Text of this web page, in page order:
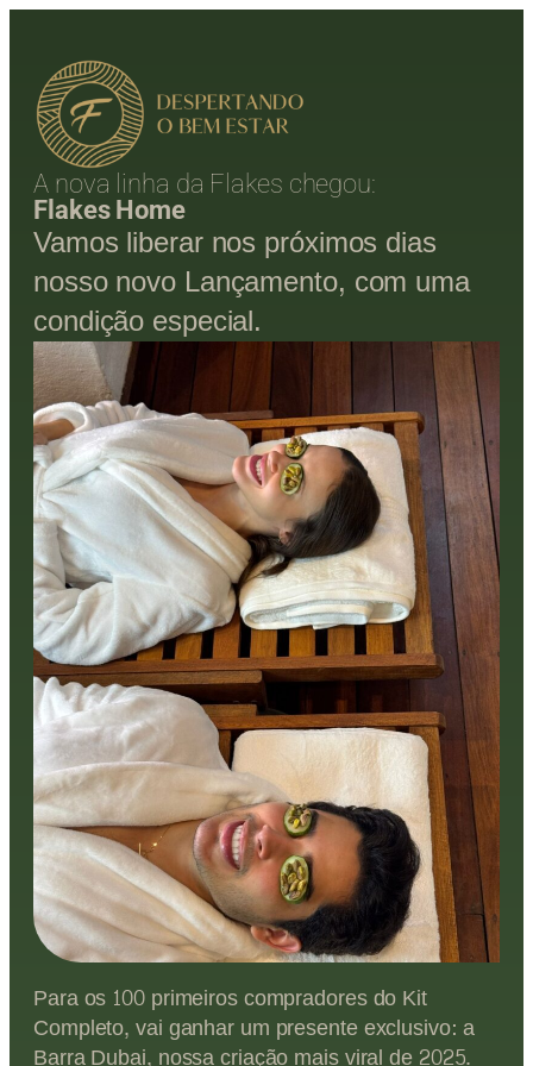
A nova linha da Flakes chegou:
Flakes Home
Vamos liberar nos próximos dias
nosso novo Lançamento, com uma
condição especial.
Para os 100 primeiros compradores do Kit
Completo, vai ganhar um presente exclusivo: a